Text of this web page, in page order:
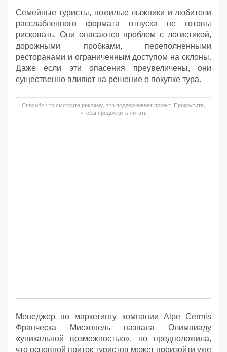
Семейные туристы, пожилые лыжники и любители
расслабленного формата отпуска не готовы
рисковать. Они опасаются проблем с логистикой,
дорожными пробками, переполненными
ресторанами и ограниченным доступом на склоны.
Даже если эти опасения преувеличены, они
существенно влияют на решение о покупке тура.
Спасибо что смотрите рекламу, это поддерживает проект. Прокрутите,
чтобы продолжить читать
Менеджер по маркетингу компании Alpe Cermis
Франческа Мисконель назвала Олимпиаду
«уникальной возможностью», но предположила,
что основной приток туристов может произойти уже